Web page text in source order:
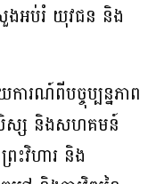
ងអប់រំ យុវជន និង
ការណ៍ពីបច្ចុប្បន្នភាព
ស្ស និងសហគមន៍
រះវិហារ និង